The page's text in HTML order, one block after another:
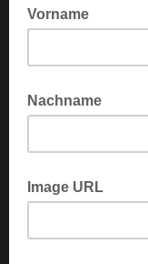
News senden dürfen.
Vorname
Nachname
Image URL